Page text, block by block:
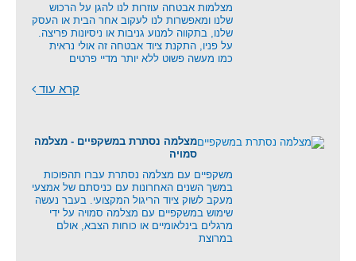
מצלמות אבטחה עוזרות לנו להגן על הרכוש
שלנו ומאפשרות לנו לעקוב אחר הבית או העסק
שלנו, בתקווה למנוע גניבות או ניסיונות פריצה.
על פניו, התקנת ציוד אבטחה זה אולי נראית
כמו מעשה פשוט ללא יותר מדיי פרטים
קרא עוד
מצלמה נסתרת במשקפיים - מצלמה
סמויה
משקפיים עם מצלמה נסתרת עברו תהפוכות
במשך השנים האחרונות עם כניסתם של אמצעי
מעקב לשוק ציוד הריגול המקצועי. בעבר נעשה
שימוש במשקפיים עם מצלמה סמויה על ידי
מרגלים בינלאומיים או כוחות הצבא, אולם
במרוצת